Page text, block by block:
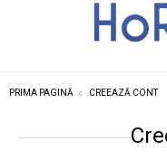
PRIMA PAGINĂ CREEAZĂ CONT